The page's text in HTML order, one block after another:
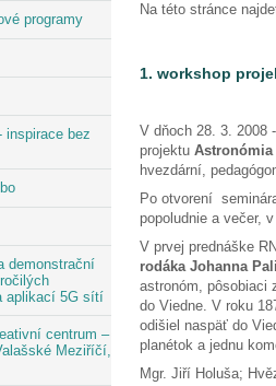
programy
inspirace bez
demonstrační
aplikací 5G sítí
centrum –
Meziříčí,
Na této stránce
1. workshop
V dňoch 28. 3. 2008
projektu Astronómia
hvezdární,
Po otvorení
popoludnie a večer,
V prvej prednáške
rodáka Johanna
astronóm, pôsobiaci
do Viedne. V roku
odišiel naspäť do
planétok a jednu
Mgr. Jiří Holuša;